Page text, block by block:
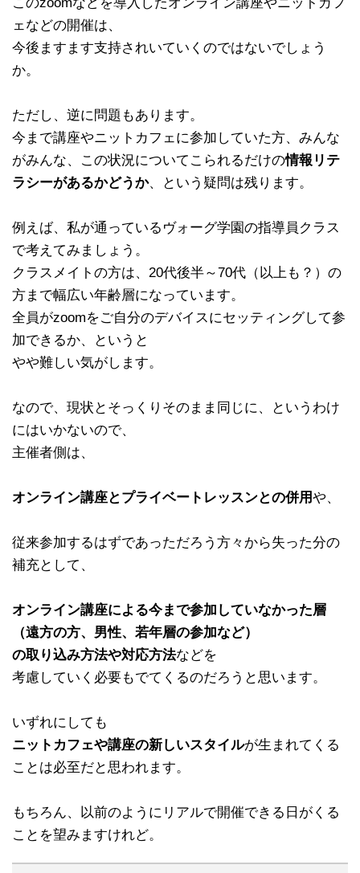
ェなどの開催は、
今後ますます支持されいていくのではないでしょう
か。
ただし、逆に問題もあります。
今まで講座やニットカフェに参加していた方、みんな
がみんな、この状況についてこられるだけの情報リテ
ラシーがあるかどうか、という疑問は残ります。
例えば、私が通っているヴォーグ学園の指導員クラス
で考えてみましょう。
クラスメイトの方は、20代後半～70代（以上も？）の
方まで幅広い年齢層になっています。
全員がzoomをご自分のデバイスにセッティングして参
加できるか、というと
やや難しい気がします。
なので、現状とそっくりそのまま同じに、というわけ
にはいかないので、
主催者側は、
オンライン講座とプライベートレッスンとの併用や、
従来参加するはずであっただろう方々から失った分の
補充として、
オンライン講座による今まで参加していなかった層
（遠方の方、男性、若年層の参加など）
の取り込み方法や対応方法などを
考慮していく必要もでてくるのだろうと思います。
いずれにしても
ニットカフェや講座の新しいスタイルが生まれてくる
ことは必至だと思われます。
もちろん、以前のようにリアルで開催できる日がくる
ことを望みますけれど。